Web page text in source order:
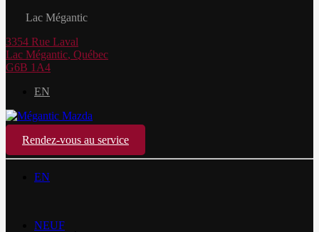
Lac Mégantic
3354 Rue Laval
Lac Mégantic, Québec
G6B 1A4
EN
Rendez-vous au service
EN
NEUF